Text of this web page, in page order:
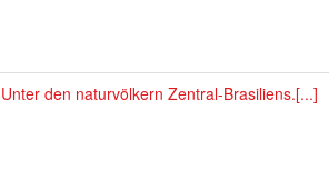
Unter den naturvölkern Zentral-Brasiliens.[...]